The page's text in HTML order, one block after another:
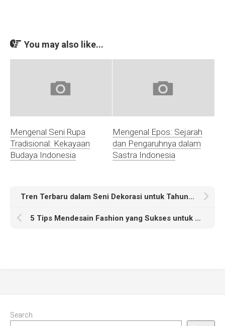
You may also like...
Mengenal Seni Rupa
Tradisional: Kekayaan
Budaya Indonesia
Mengenal Epos: Sejarah
dan Pengaruhnya dalam
Sastra Indonesia
Tren Terbaru dalam Seni Dekorasi untuk Tahun Ini
5 Tips Mendesain Fashion yang Sukses untuk Pemula
Search